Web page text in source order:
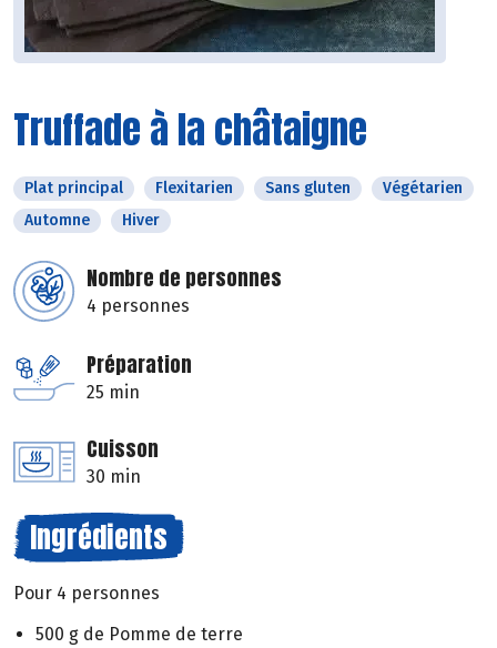
Truffade à la châtaigne
Plat principal Flexitarien Sans gluten
Végétarien
Automne
Hiver
Nombre de personnes
4 personnes
Préparation
25 min
Cuisson
30 min
Ingrédients
Pour 4 personnes
500 g de Pomme de terre